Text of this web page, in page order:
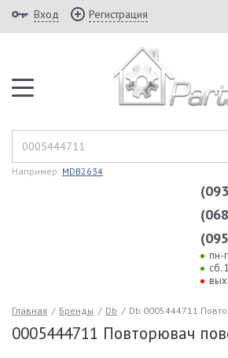
Вход Регистрация
Например: MDB2634
пн-
сб.
Главная / Бренды / Db / Db 0005444711
0005444711 Повторювач